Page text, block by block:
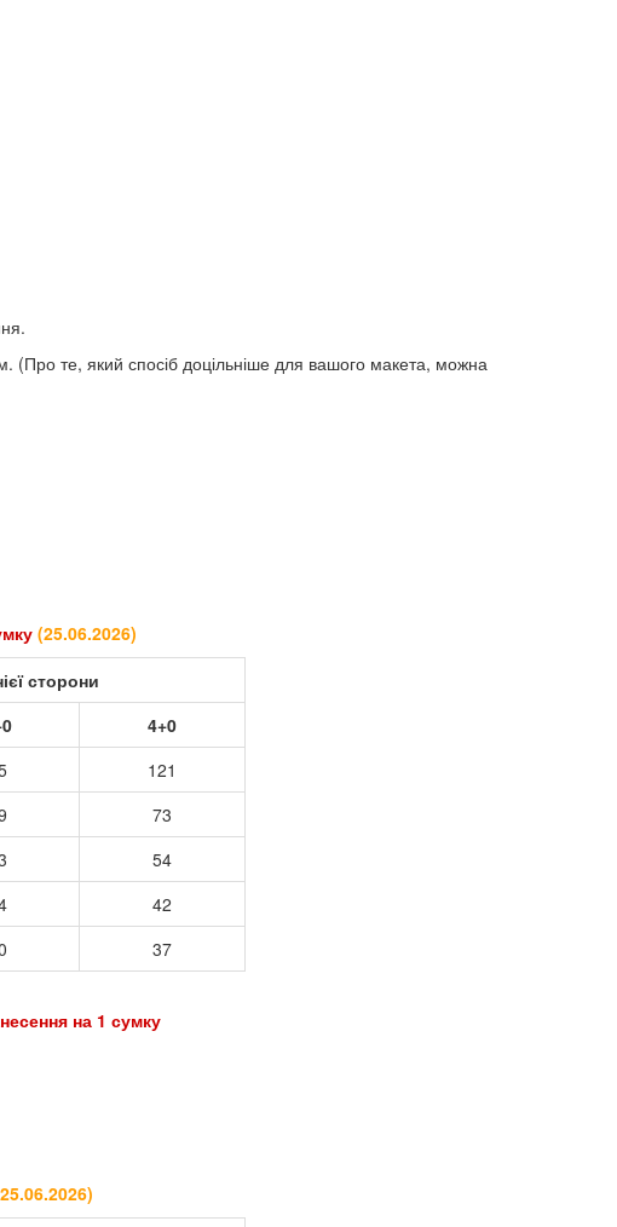
(Про те, який спосіб доцільніше для вашого макета, можна
(25.06.2026)
сторони
4+0
121
73
54
42
37
на 1 сумку
25.06.2026)